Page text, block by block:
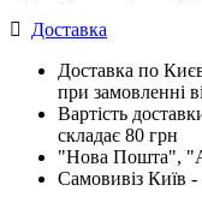
Доставка
Доставка по
при замовленні
Вартість
складає 80 грн
"Нова Пошта",
Самовивіз Київ